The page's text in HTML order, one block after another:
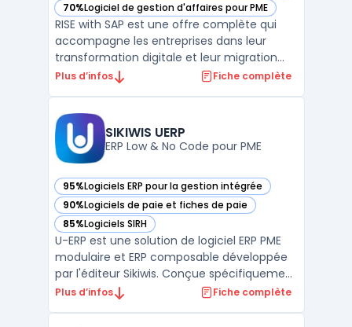
70%Logiciel de gestion d'affaires pour PME
— voir RISE with SAP dans cette catégorie
RISE with SAP est une offre complète qui
accompagne les entreprises dans leur
transformation digitale et leur migration
vers le cloud. Conçue pour simplifier et
services et des méthodologies adaptés aux
besoins spécifi ...
Plus d’infos Fiche complète
SIKIWIS UERP
ERP Low & No Code pour PME
95%Logiciels ERP pour la gestion intégrée
— voir SIKIWIS UERP dans cette catégorie
90%Logiciels de paie et fiches de paie
— voir SIKIWIS UERP dans cette catégorie
85%Logiciels SIRH
— voir SIKIWIS UERP dans cette catégorie
U-ERP est une solution de logiciel ERP PME
modulaire et ERP composable développée
par l'éditeur Sikiwis. Conçue spécifiquement
pour les petites et moyennes entreprises,
Plus d’infos Fiche complète